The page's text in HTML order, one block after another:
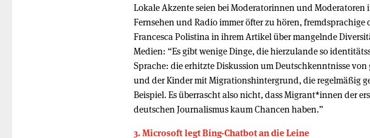
Lokale Akzente seien bei Mo­de­ra­to­rin­nen und Moderatoren
Fernsehen und Radio immer öfter zu hören, fremdsprachige
Francesca Polistina in ihrem Artikel über mangelnde
Medien: “Es gibt wenige Dinge, die hierzulande so
Sprache: die erhitzte Diskussion um Deutschkenntnisse
und der Kinder mit Migrationshintergrund, die regelmäßig
Beispiel. Es überrascht also nicht, dass Mi­grant*in­nen der
deutschen Journalismus kaum Chancen haben.”
3. Microsoft legt Bing-Chatbot an die Leine